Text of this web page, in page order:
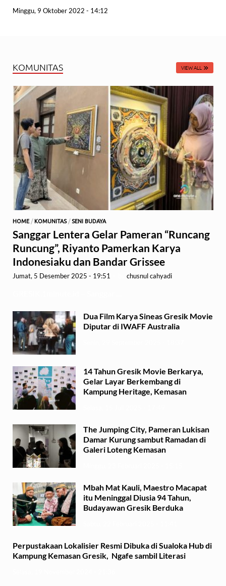
Minggu, 9 Oktober 2022 - 14:12
KOMUNITAS VIEW ALL
HOME / KOMUNITAS/ SENI BUDAYA
Sanggar Lentera Gelar Pameran “Runcang
Runcung”, Riyanto Pamerkan Karya
Indonesiaku dan Bandar Grissee
Jumat, 5 Desember 2025 - 19:51 chusnul cahyadi
Dua Film Karya Sineas Gresik Movie
Diputar di IWAFF Australia
14 Tahun Gresik Movie Berkarya,
Gelar Layar Berkembang di
Kampung Heritage, Kemasan
The Jumping City, Pameran Lukisan
Damar Kurung sambut Ramadan di
Galeri Loteng Kemasan
Mbah Mat Kauli, Maestro Macapat
itu Meninggal Diusia 94 Tahun,
Budayawan Gresik Berduka
Perpustakaan Lokalisier Resmi Dibuka di Sualoka Hub di
Kampung Kemasan Gresik, Ngafe sambil Literasi